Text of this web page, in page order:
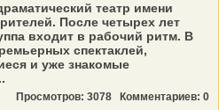
театр имени
После четырех лет
входит в рабочий ритм. В
спектаклей,
и уже знакомые
Просмотров: 3078 Комментариев: 0